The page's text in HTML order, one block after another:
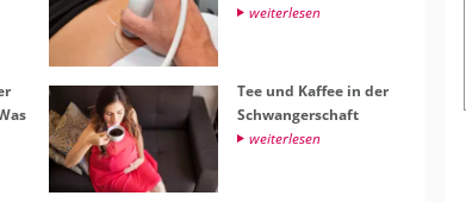
wei­ter­le­sen
Tee und Kaf­fee in der
Schwan­ger­schaft
wei­ter­le­sen